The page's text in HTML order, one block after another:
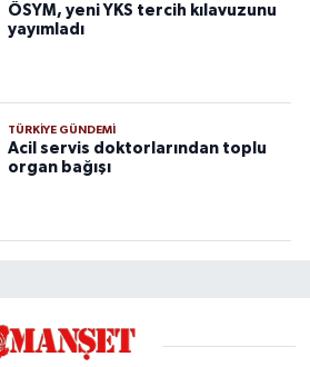
ÖSYM, yeni YKS tercih kılavuzunu
yayımladı
TÜRKIYE GÜNDEMI
Acil servis doktorlarından toplu
organ bağışı